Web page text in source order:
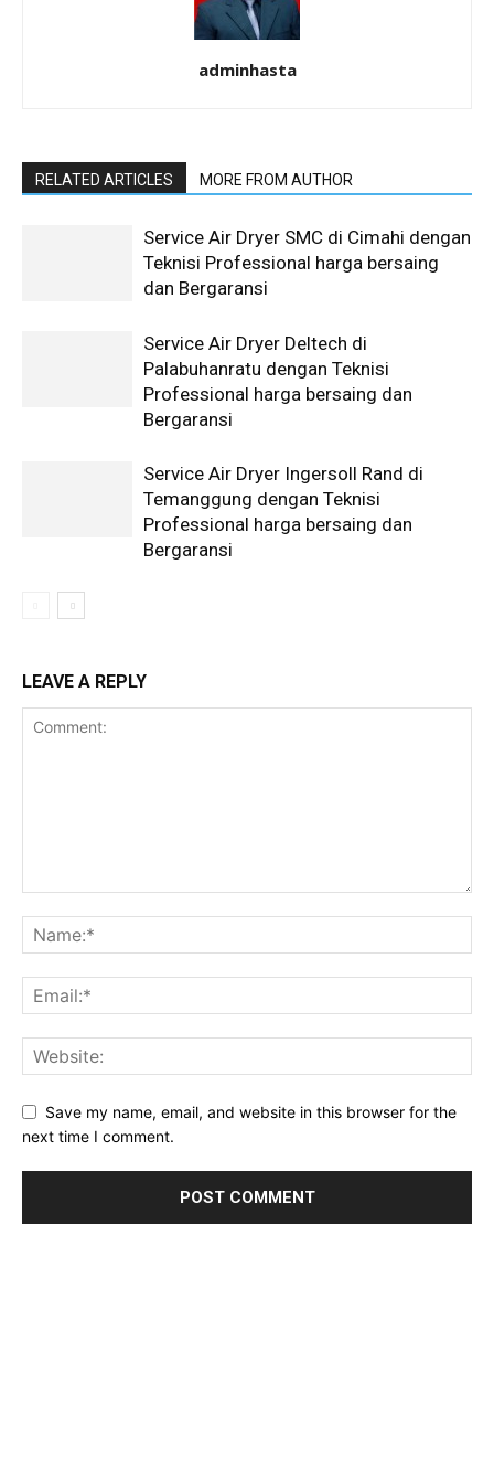
adminhasta
RELATED ARTICLES MORE FROM AUTHOR
Service Air Dryer SMC di Cimahi dengan
Teknisi Professional harga bersaing
dan Bergaransi
Service Air Dryer Deltech di
Palabuhanratu dengan Teknisi
Professional harga bersaing dan
Bergaransi
Service Air Dryer Ingersoll Rand di
Temanggung dengan Teknisi
Professional harga bersaing dan
Bergaransi
LEAVE A REPLY
Save my name, email, and website in this browser for the
next time I comment.